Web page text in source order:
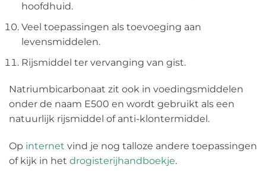
hoofdhuid.
Veel toepassingen als toevoeging aan
levensmiddelen.
Rijsmiddel ter vervanging van gist.
Natriumbicarbonaat zit ook in voedingsmiddelen
onder de naam E500 en wordt gebruikt als een
natuurlijk rijsmiddel of anti-klontermiddel.
Op internet vind je nog talloze andere toepassingen
of kijk in het drogisterijhandboekje.